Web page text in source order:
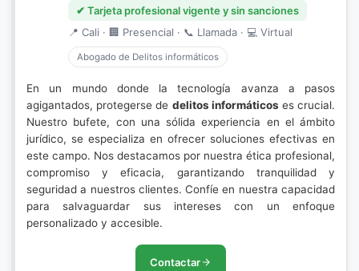
✔ Tarjeta profesional vigente y sin sanciones
📍 Cali · 🏢 Presencial · 📞 Llamada · 💻 Virtual
Abogado de Delitos informáticos
En un mundo donde la tecnología avanza a pasos
agigantados, protegerse de delitos informáticos es crucial.
Nuestro bufete, con una sólida experiencia en el ámbito
jurídico, se especializa en ofrecer soluciones efectivas en
este campo. Nos destacamos por nuestra ética profesional,
compromiso y eficacia, garantizando tranquilidad y
seguridad a nuestros clientes. Confíe en nuestra capacidad
para salvaguardar sus intereses con un enfoque
personalizado y accesible.
Contactar